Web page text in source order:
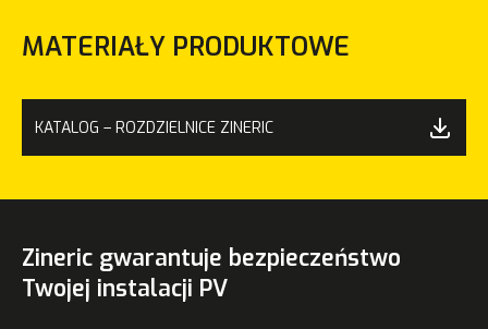
MATERIAŁY PRODUKTOWE
KATALOG – ROZDZIELNICE ZINERIC
Zineric gwarantuje bezpieczeństwo
Twojej instalacji PV